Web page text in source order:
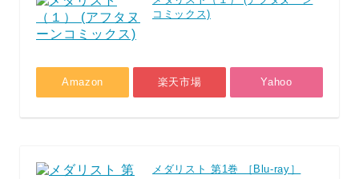
コミックス)
Amazon 楽天市場 Yahoo
メダリスト 第1巻 ［Blu-ray］